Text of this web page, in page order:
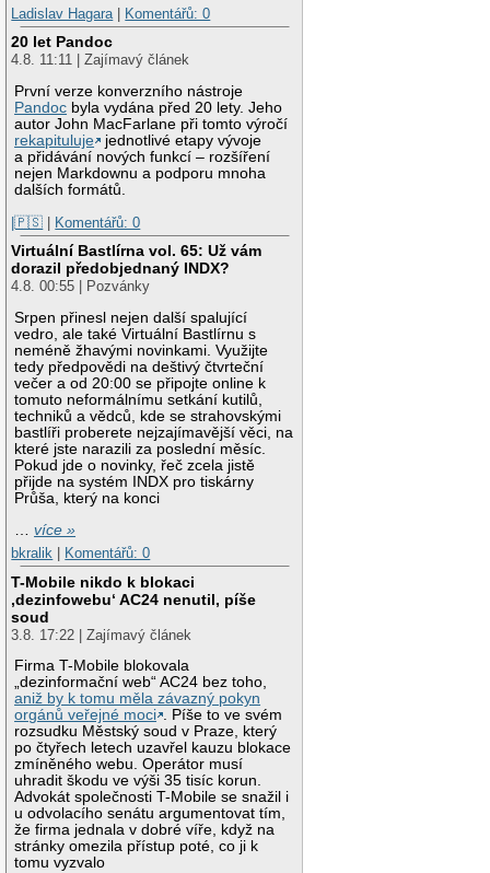
Ladislav Hagara | Komentářů: 0
20 let Pandoc
4.8. 11:11 | Zajímavý článek
První verze konverzního nástroje
Pandoc byla vydána před 20 lety. Jeho
autor John MacFarlane při tomto výročí
rekapituluje
jednotlivé etapy vývoje
a přidávání nových funkcí – rozšíření
nejen Markdownu a podporu mnoha
dalších formátů.
|🇵🇸 | Komentářů: 0
Virtuální Bastlírna vol. 65: Už vám
dorazil předobjednaný INDX?
4.8. 00:55 | Pozvánky
Srpen přinesl nejen další spalující
vedro, ale také Virtuální Bastlírnu s
neméně žhavými novinkami. Využijte
tedy předpovědi na deštivý čtvrteční
večer a od 20:00 se připojte online k
tomuto neformálnímu setkání kutilů,
techniků a vědců, kde se strahovskými
bastlíři proberete nejzajímavější věci, na
které jste narazili za poslední měsíc.
Pokud jde o novinky, řeč zcela jistě
přijde na systém INDX pro tiskárny
Průša, který na konci
…více »
bkralik
Komentářů: 0
T-Mobile nikdo k blokaci
‚dezinfowebu‘ AC24 nenutil, píše
soud
3.8. 17:22 | Zajímavý článek
Firma T-Mobile blokovala
„dezinformační web“ AC24 bez toho,
aniž by k tomu měla závazný pokyn
orgánů veřejné moci . Píše to ve svém
rozsudku Městský soud v Praze, který
po čtyřech letech uzavřel kauzu blokace
zmíněného webu. Operátor musí
uhradit škodu ve výši 35 tisíc korun.
Advokát společnosti T-Mobile se snažil i
u odvolacího senátu argumentovat tím,
že firma jednala v dobré víře, když na
stránky omezila přístup poté, co ji k
tomu vyzvalo